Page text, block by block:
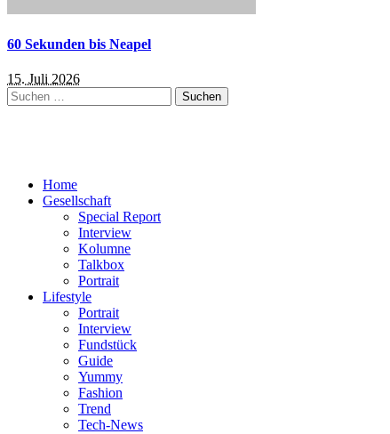
60 Sekunden bis Neapel
15. Juli 2026
Suchen
nach:
Home
Gesellschaft
Special Report
Interview
Kolumne
Talkbox
Portrait
Lifestyle
Portrait
Interview
Fundstück
Guide
Yummy
Fashion
Trend
Tech-News